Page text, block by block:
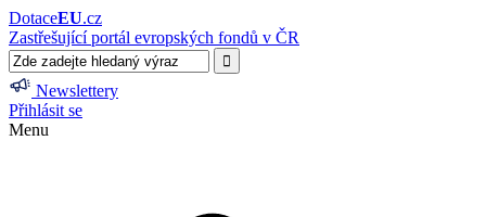
DotaceEU.cz
Zastřešující portál evropských fondů v ČR
Newslettery
Přihlásit se
Menu